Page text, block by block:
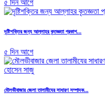
৫ দিন আগে
দৃষ্টিশক্তির জন্য আল্লাহর কৃতজ্ঞতা প্রকাশ...
৫ দিন আগে
মৌলভীবাজার জেলা তালামীযের সাধারণ সম্পাদক...